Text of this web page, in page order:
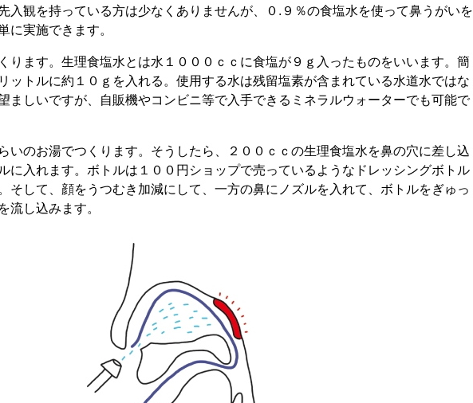
入観を持っている方は少なくありませんが、０.９％の食塩水を使って鼻うがいを
に実施できます。
ります。生理食塩水とは水１０００ｃｃに食塩が９ｇ入ったものをいいます。簡
ットルに約１０ｇを入れる。使用する水は残留塩素が含まれている水道水ではな
ましいですが、自販機やコンビニ等で入手できるミネラルウォーターでも可能で
いのお湯でつくります。そうしたら、２００ｃｃの生理食塩水を鼻の穴に差し込
に入れます。ボトルは１００円ショップで売っているようなドレッシングボトル
そして、顔をうつむき加減にして、一方の鼻にノズルを入れて、ボトルをぎゅっ
流し込みます。